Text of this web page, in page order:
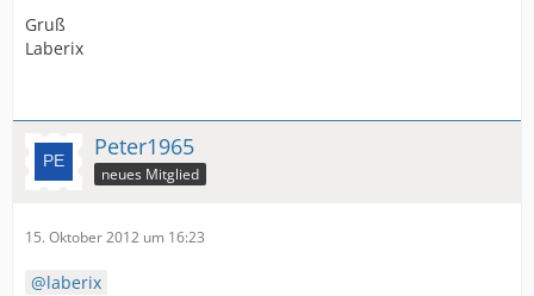
Gruß
Laberix
Peter1965
neues Mitglied
15. Oktober 2012 um 16:23
laberix